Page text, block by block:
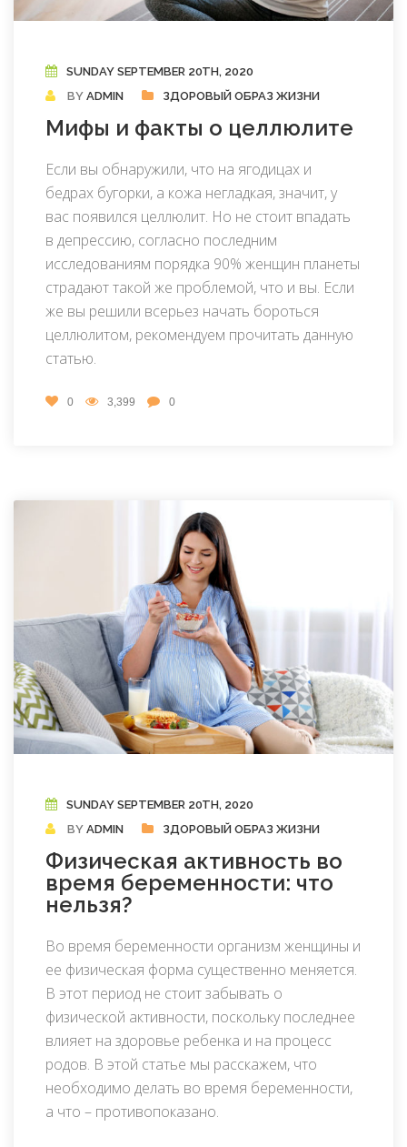
SUNDAY SEPTEMBER 20TH, 2020
BY ADMIN ЗДОРОВЫЙ ОБРАЗ ЖИЗНИ
Мифы и факты о целлюлите
Если вы обнаружили, что на ягодицах и
бедрах бугорки, а кожа негладкая, значит, у
вас появился целлюлит. Но не стоит впадать
в депрессию, согласно последним
исследованиям порядка 90% женщин планеты
страдают такой же проблемой, что и вы. Если
же вы решили всерьез начать бороться
целлюлитом, рекомендуем прочитать данную
статью.
0 3,399 0
SUNDAY SEPTEMBER 20TH, 2020
BY ADMIN ЗДОРОВЫЙ ОБРАЗ ЖИЗНИ
Физическая активность во
время беременности: что
нельзя?
Во время беременности организм женщины и
ее физическая форма существенно меняется.
В этот период не стоит забывать о
физической активности, поскольку последнее
влияет на здоровье ребенка и на процесс
родов. В этой статье мы расскажем, что
необходимо делать во время беременности,
а что – противопоказано.